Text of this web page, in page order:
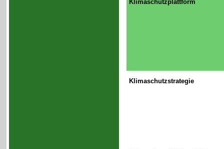
Klimaschutzplattform
Klimaschutzstrategie